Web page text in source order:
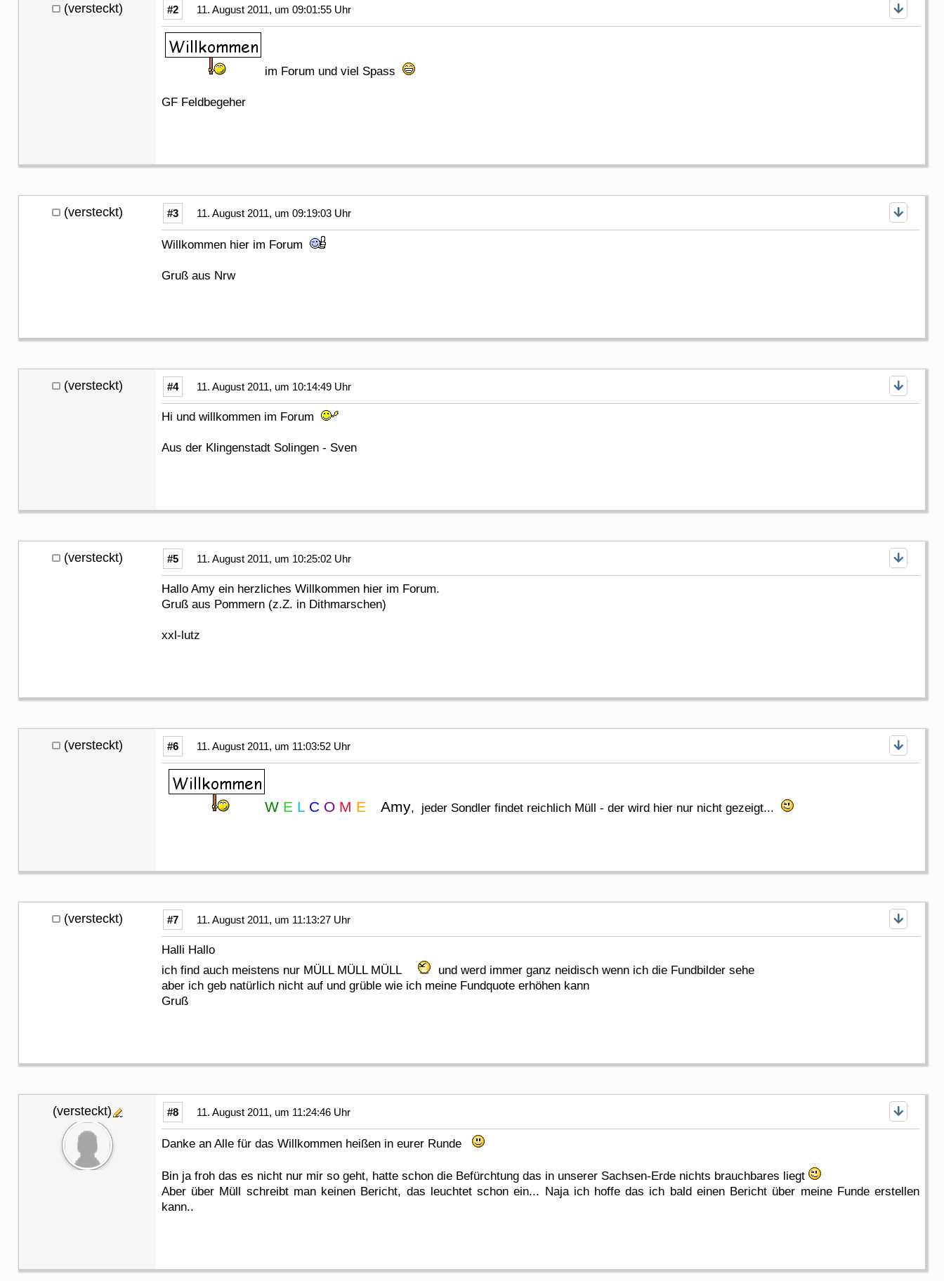
(versteckt) #2 11. August 2011, um 09:01:55 Uhr
im Forum und viel Spass
GF Feldbegeher
(versteckt) #3 11. August 2011, um 09:19:03 Uhr
Willkommen hier im Forum
Gruß aus Nrw
(versteckt) #4 11. August 2011, um 10:14:49 Uhr
Hi und willkommen im Forum
Aus der Klingenstadt Solingen - Sven
(versteckt) #5 11. August 2011, um 10:25:02 Uhr
Hallo Amy ein herzliches Willkommen hier im Forum.
Gruß aus Pommern (z.Z. in Dithmarschen)
xxl-lutz
(versteckt) #6 11. August 2011, um 11:03:52 Uhr
W E L C O M E Amy, jeder Sondler findet reichlich Müll - der wird hier nur nicht gezeigt...
(versteckt) #7 11. August 2011, um 11:13:27 Uhr
Halli Hallo
ich find auch meistens nur MÜLL MÜLL MÜLL
und werd immer ganz neidisch wenn ich die Fundbilder sehe
aber ich geb natürlich nicht auf und grüble wie ich meine Fundquote erhöhen kann
Gruß
(versteckt) #8 11. August 2011, um 11:24:46 Uhr
Danke an Alle für das Willkommen heißen in eurer Runde
Bin ja froh das es nicht nur mir so geht, hatte schon die Befürchtung das in unserer Sachsen-Erde nichts brauchbares liegt
Aber über Müll schreibt man keinen Bericht, das leuchtet schon ein... Naja ich hoffe das ich bald einen Bericht über meine Funde erstellen
kann..